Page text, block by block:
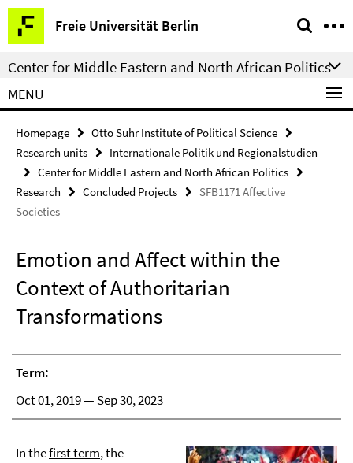
Springe
direkt
zu
Inhalt
Freie Universität Berlin
Service
Navigation
Center for Middle Eastern and North African Politics
MENU
Homepage
Otto Suhr Institute of Political Science
Research units
Internationale Politik und Regionalstudien
Center for Middle Eastern and North African Politics
Research
Concluded Projects
SFB1171 Affective
Societies
Emotion and Affect within the
Context of Authoritarian
Transformations
Term:
Oct 01, 2019 — Sep 30, 2023
In thefirst term, the